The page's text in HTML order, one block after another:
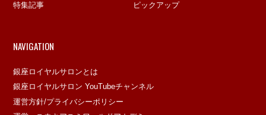
特集記事
ピックアップ
NAVIGATION
銀座ロイヤルサロンとは
銀座ロイヤルサロン YouTubeチャンネル
運営方針/プライバシーポリシー